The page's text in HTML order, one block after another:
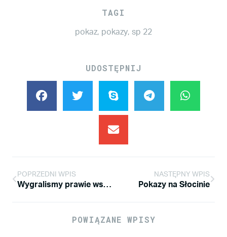
TAGI
pokaz, pokazy,sp 22
UDOSTĘPNIJ
POPRZEDNI WPIS
Wygralismy prawie wszystko co sie dało
NASTĘPNY WPIS
Pokazy na Słocinie
POWIĄZANE WPISY